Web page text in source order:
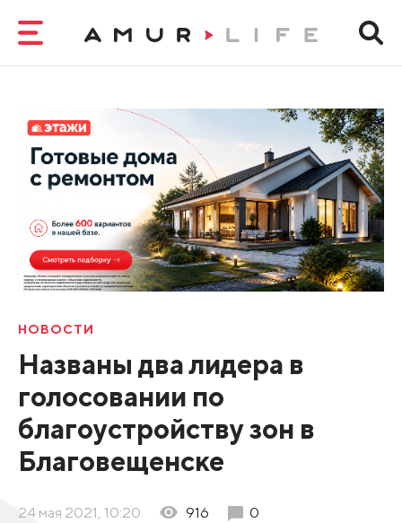
НОВОСТИ
Названы два лидера в
голосовании по
благоустройству зон в
Благовещенске
24 мая 2021, 10:20 916 0